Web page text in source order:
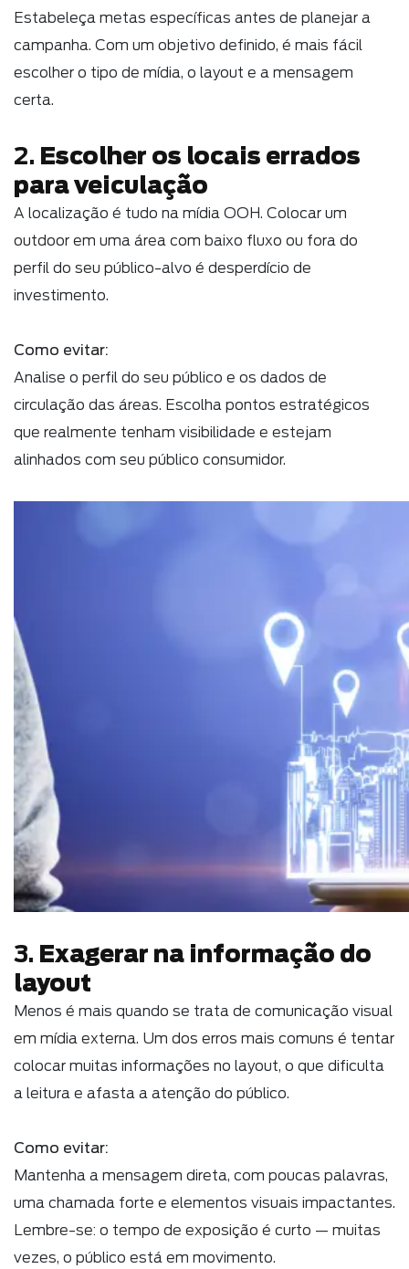
Estabeleça metas específicas antes de planejar a
campanha. Com um objetivo definido, é mais fácil
escolher o tipo de mídia, o layout e a mensagem
certa.
2. Escolher os locais errados
para veiculação
A localização é tudo na mídia OOH. Colocar um
outdoor em uma área com baixo fluxo ou fora do
perfil do seu público-alvo é desperdício de
investimento.
Como evitar:
Analise o perfil do seu público e os dados de
circulação das áreas. Escolha pontos estratégicos
que realmente tenham visibilidade e estejam
alinhados com seu público consumidor.
3. Exagerar na informação do
layout
Menos é mais quando se trata de comunicação visual
em mídia externa. Um dos erros mais comuns é tentar
colocar muitas informações no layout, o que dificulta
a leitura e afasta a atenção do público.
Como evitar:
Mantenha a mensagem direta, com poucas palavras,
uma chamada forte e elementos visuais impactantes.
Lembre-se: o tempo de exposição é curto — muitas
vezes, o público está em movimento.